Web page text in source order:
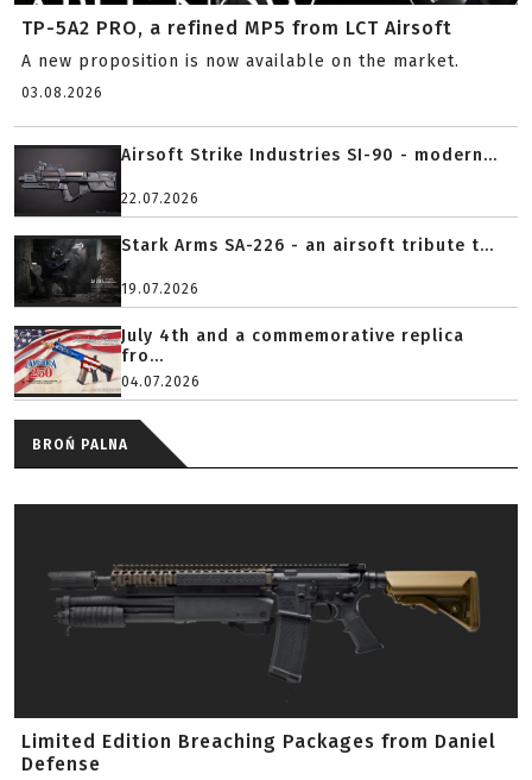
TP-5A2 PRO, a refined MP5 from LCT Airsoft
A new proposition is now available on the market.
03.08.2026
Airsoft Strike Industries SI-90 - modern...
22.07.2026
Stark Arms SA-226 - an airsoft tribute t...
19.07.2026
July 4th and a commemorative replica
fro...
04.07.2026
BROŃ PALNA
Limited Edition Breaching Packages from Daniel
Defense